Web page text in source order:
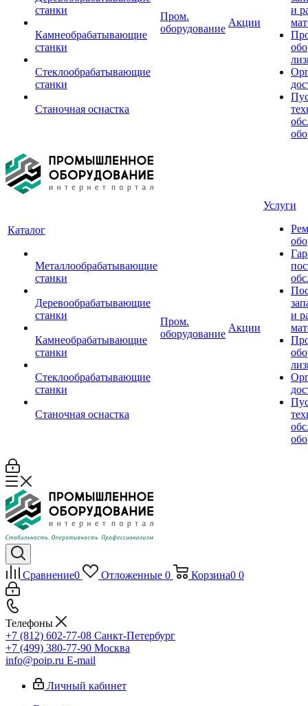
станки
Камнеобрабатывающие
станки
Стеклообрабатывающие
станки
Станочная оснастка
Пром.
оборудование
Акции
и
Каталог
Металлообрабатывающие
станки
Деревообрабатывающие
станки
Камнеобрабатывающие
станки
Стеклообрабатывающие
станки
Станочная оснастка
Пром.
оборудование
Акции
Услуги
и
Сравнение0 Отложенные 0 Корзина0 0
Телефоны
+7 (812) 602-77-08 Санкт-Петербург
+7 (499) 380-77-90 Москва
info@poip.ru E-mail
Личный кабинет